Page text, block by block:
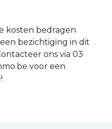
kosten bedragen
bezichtiging in dit
ons via 03
voor een